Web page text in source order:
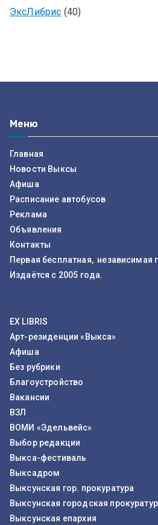
ЭксЛибрис (40)
Меню
Главная
Новости Выксы
Афиша
Расписание автобусов
Реклама
Объявления
Контакты
Первая бесплатная, независимая
Издаётся с 2005 года.
EX LIBRIS
Арт-резиденции «Выкса»
Афиша
Без рубрики
Благоустройство
Вакансии
ВЗЛ
ВОМИ «Эдельвейс»
Выбор редакции
Выкса-фестиваль
Выксадром
Выксунская гор. прокуратура
Выксунская городская
Выксунская епархия